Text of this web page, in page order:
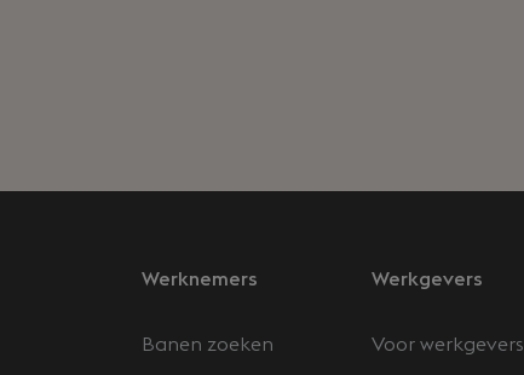
Werknemers
Banen zoeken
Werkgevers
Voor werkgevers